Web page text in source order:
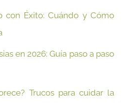
con Éxito: Cuándo y Cómo
en 2026: Guía paso a paso
Trucos para cuidar la